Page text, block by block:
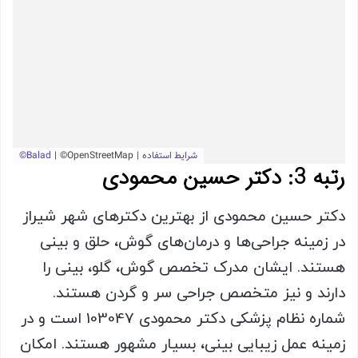
رتبه 3: دکتر حسین محمودی
دکتر حسین محمودی از بهترین دکترهای شهر شیراز
در زمینه جراحی‌ها و درمان‌های گوش، حلق و بینی
هستند. ایشان مدرک تخصص گوش، گلو، بینی را
دارند و نیز متخصص جراحی سر و گردن هستند.
شماره نظام پزشکی دکتر محمودی 103047 است و در
زمینه عمل زیبایی بینی، بسیار مشهور هستند. امکان